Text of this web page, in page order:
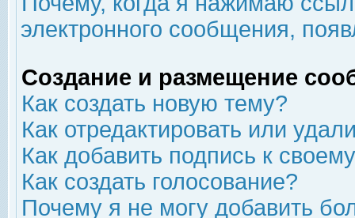
электронного сообщения,
Создание и размещение
Как создать новую тему?
Как отредактировать или
Как добавить подпись к
Как создать голосование?
Почему я не могу добавить